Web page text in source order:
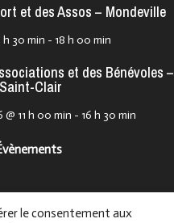
le consentement aux
et des Assos – Mondeville
h 30 min - 18 h 00 min
et des Bénévoles –
Clair
11 h 00 min - 16 h 30 min